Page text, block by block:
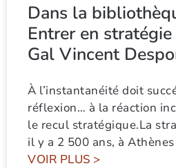
Dans la
Entrer en
Gal Vincent
À l’instantanéité doit
réflexion… à la réaction
le recul stratégique.La
il y a 2 500 ans, à
VOIR PLUS >